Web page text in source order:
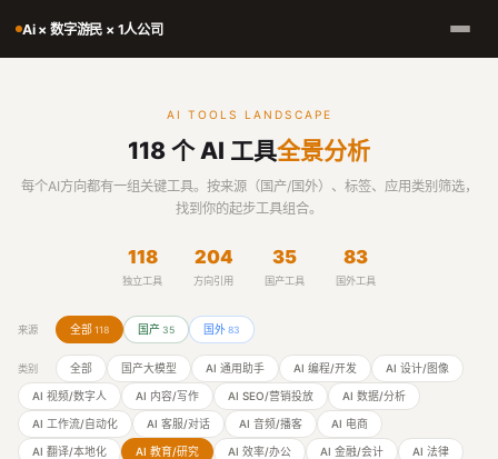
Ai × 数字游民 × 1人公司
AI TOOLS LANDSCAPE
118 个 AI 工具全景分析
每个AI方向都有一组关键工具。按来源（国产/国外）、标签、应用类别筛选，
找到你的起步工具组合。
118
独立工具
204
方向引用
35
国产工具
83
国外工具
来源 全部 118 国产 35 国外 83
类别 全部 国产大模型 AI 通用助手 AI 编程/开发 AI 设计/图像
AI 视频/数字人 AI 内容/写作 AI SEO/营销投放 AI 数据/分析
AI 工作流/自动化 AI 客服/对话 AI 音频/播客 AI 电商
AI 翻译/本地化 AI 教育/研究 AI 效率/办公 AI 金融/会计 AI 法律